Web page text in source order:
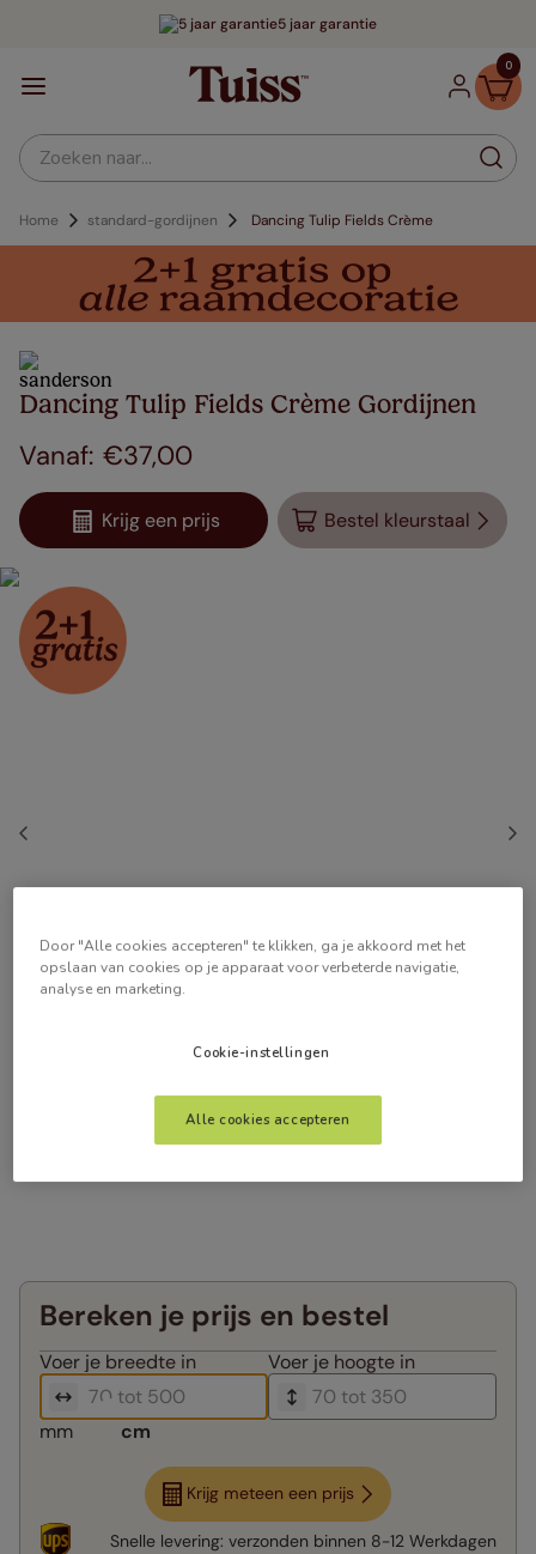
5 jaar garantie
0
Zoeken naar...
Home standard-gordijnen Dancing Tulip Fields Crème
Dancing Tulip Fields Crème Gordijnen
€37,00
Krijg een prijs Bestel kleurstaal
Bereken je prijs en bestel
Voer je breedte in Voer je hoogte in
mm cm
Krijg meteen een prijs
Snelle levering: verzonden binnen 8-12 Werkdagen
Door "Alle cookies accepteren" te klikken, ga je akkoord met het
opslaan van cookies op je apparaat voor verbeterde navigatie,
analyse en marketing.
Cookie-instellingen
Alle cookies accepteren